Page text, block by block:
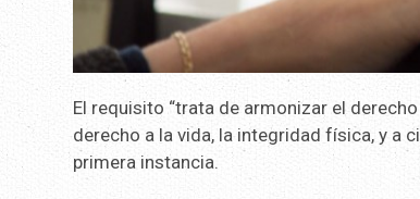
El requisito “trata de armonizar el
derecho a la vida, la integridad física, y a
primera instancia.